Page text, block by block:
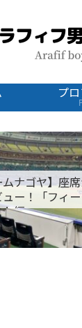
プ
ナゴヤ】座
ー！「フィ
編」